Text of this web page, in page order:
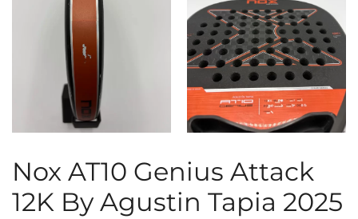
Nox AT10 Genius Attack
12K By Agustin Tapia 2025